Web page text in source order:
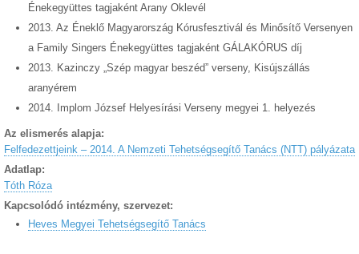
Énekegyüttes tagjaként Arany Oklevél
2013. Az Éneklő Magyarország Kórusfesztivál és Minősítő Versenyen
a Family Singers Énekegyüttes tagjaként GÁLAKÓRUS díj
2013. Kazinczy „Szép magyar beszéd” verseny, Kisújszállás
aranyérem
2014. Implom József Helyesírási Verseny megyei 1. helyezés
Az elismerés alapja:
Felfedezettjeink – 2014. A Nemzeti Tehetségsegítő Tanács (NTT) pályázata
Adatlap:
Tóth Róza
Kapcsolódó intézmény, szervezet:
Heves Megyei Tehetségsegítő Tanács